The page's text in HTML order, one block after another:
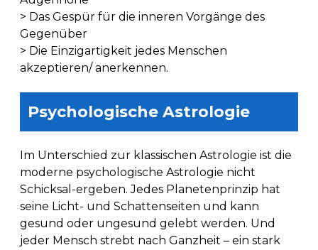
> Das Gespür für die inneren Vorgänge des
Gegenüber
> Die Einzigartigkeit jedes Menschen
akzeptieren/ anerkennen.
Psychologische Astrologie
Im Unterschied zur klassischen Astrologie ist die
moderne psychologische Astrologie nicht
Schicksal-ergeben. Jedes Planetenprinzip hat
seine Licht- und Schattenseiten und kann
gesund oder ungesund gelebt werden. Und
jeder Mensch strebt nach Ganzheit – ein stark